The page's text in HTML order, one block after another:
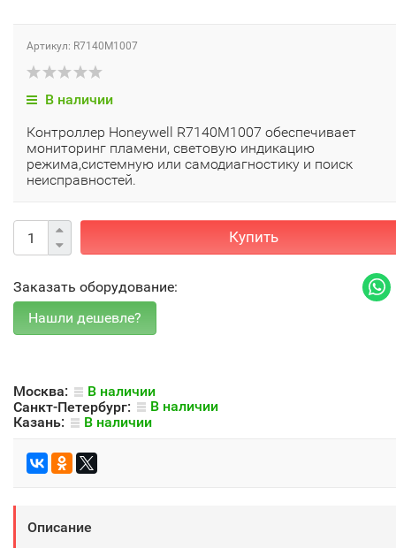
Артикул: R7140M1007
В наличии
Контроллер Honeywell R7140M1007 обеспечивает
мониторинг пламени, световую индикацию
режима,системную или самодиагностику и поиск
неисправностей.
Купить
Заказать оборудование:
Москва:
В наличии
Санкт-Петербург:
В наличии
Казань:
В наличии
Описание